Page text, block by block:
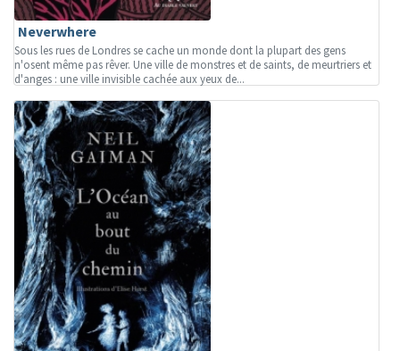
Neverwhere
Sous les rues de Londres se cache un monde dont la plupart des gens
n'osent même pas rêver. Une ville de monstres et de saints, de meurtriers et
d'anges : une ville invisible cachée aux yeux de...